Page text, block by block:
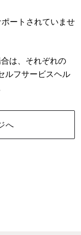
ートされていませ
は、それぞれの
ルフサービスヘル
へ